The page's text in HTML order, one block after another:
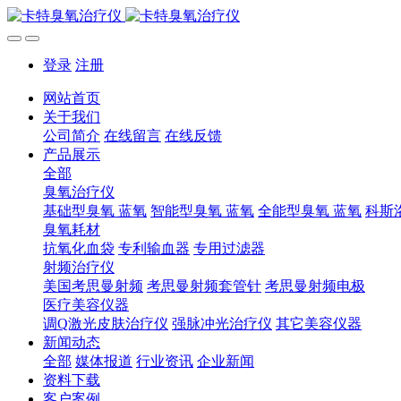
登录 注册
网站首页
关于我们
公司简介 在线留言 在线反馈
产品展示
全部
臭氧治疗仪
基础型臭氧 蓝氧 智能型臭氧 蓝氧 全能型臭氧 蓝氧 科斯
臭氧耗材
抗氧化血袋 专利输血器 专用过滤器
射频治疗仪
美国考思曼射频 考思曼射频套管针 考思曼射频电极
医疗美容仪器
调Q激光皮肤治疗仪 强脉冲光治疗仪 其它美容仪器
新闻动态
全部 媒体报道 行业资讯 企业新闻
资料下载